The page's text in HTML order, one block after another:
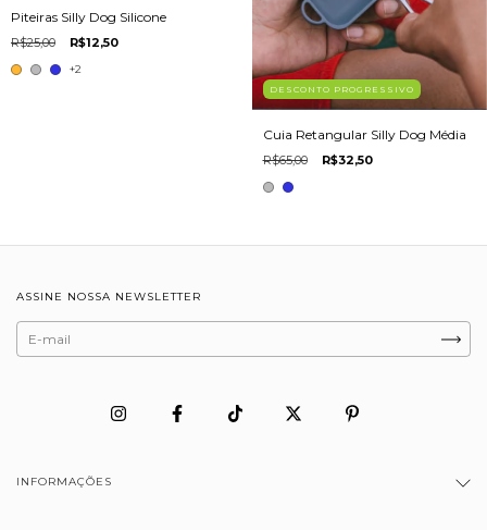
Piteiras Silly Dog Silicone
R$25,00 R$12,50
+2
DESCONTO PROGRESSIVO
Cuia Retangular Silly Dog Média
R$65,00 R$32,50
ASSINE NOSSA NEWSLETTER
INFORMAÇÕES